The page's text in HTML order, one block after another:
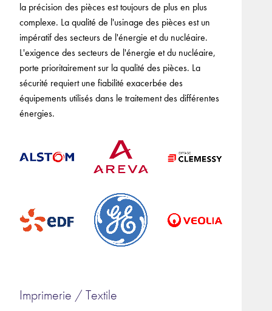
la précision des pièces est toujours de plus en plus
complexe. La qualité de l'usinage des pièces est un
impératif des secteurs de l'énergie et du nucléaire.
L'exigence des secteurs de l'énergie et du nucléaire,
porte prioritairement sur la qualité des pièces. La
sécurité requiert une fiabilité exacerbée des
équipements utilisés dans le traitement des différentes
énergies.
Imprimerie / Textile